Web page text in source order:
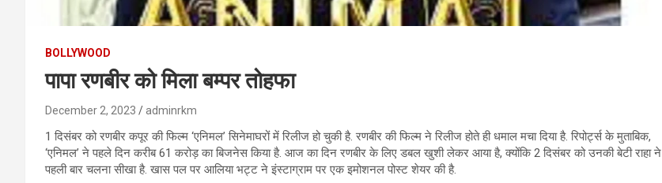
BOLLYWOOD
पापा रणबीर को मिला बम्पर तोहफा
December 2, 2023 adminrkm
1 दिसंबर को रणबीर कपूर की फिल्म ‘एनिमल’ सिनेमाघरों में रिलीज हो चुकी है. रणबीर की फिल्म ने रिलीज होते ही धमाल मचा दिया है. रिपोर्ट्स के मुताबिक,
‘एनिमल’ ने पहले दिन करीब 61 करोड़ का बिजनेस किया है. आज का दिन रणबीर के लिए डबल खुशी लेकर आया है, क्योंकि 2 दिसंबर को उनकी बेटी राहा ने
पहली बार चलना सीखा है. खास पल पर आलिया भट्ट ने इंस्टाग्राम पर एक इमोशनल पोस्ट शेयर की है.